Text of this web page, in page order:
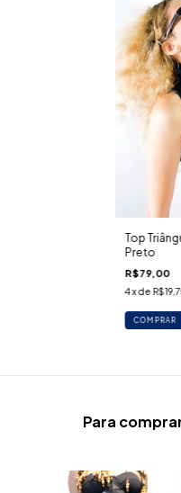
Top
Preto
R$79,00
4x de
COMPRAR
Para